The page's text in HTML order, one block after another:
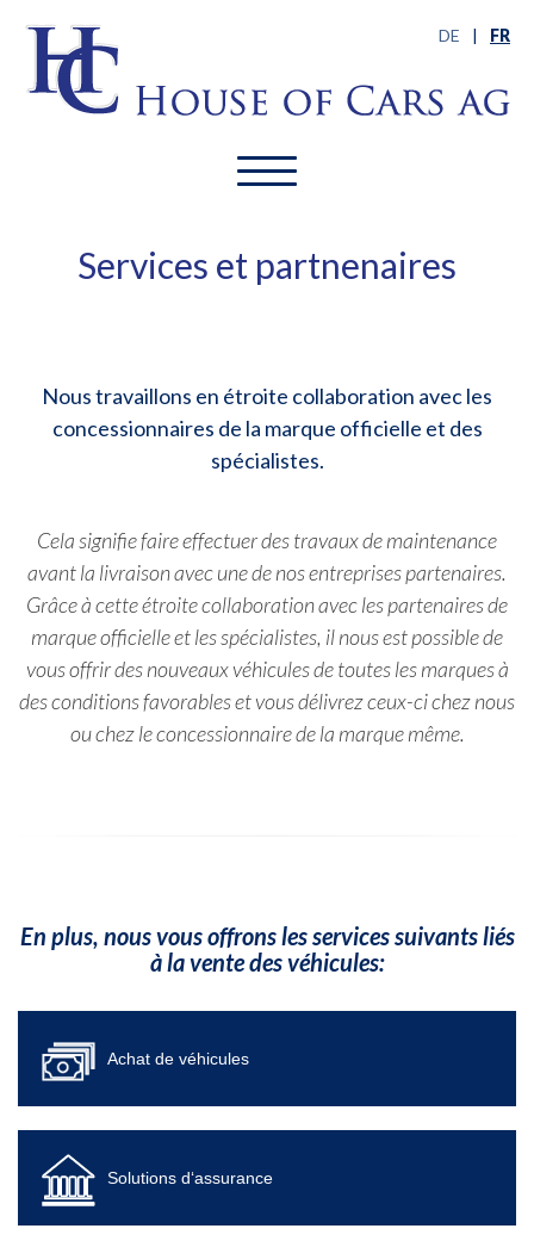
DE | FR
Services et partnenaires
Nous travaillons en étroite collaboration avec les
concessionnaires de la marque officielle et des
spécialistes.
Cela signifie faire effectuer des travaux de maintenance
avant la livraison avec une de nos entreprises partenaires.
Grâce à cette étroite collaboration avec les partenaires de
marque officielle et les spécialistes, il nous est possible de
vous offrir des nouveaux véhicules de toutes les marques à
des conditions favorables et vous délivrez ceux-ci chez nous
ou chez le concessionnaire de la marque même.
En plus, nous vous offrons les services suivants liés
à la vente des véhicules:
Achat de véhicules
Solutions d‘assurance